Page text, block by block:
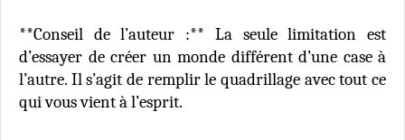
**Conseil de l’auteur :** La seule limitation est
d’essayer de créer un monde différent d’une case à
l’autre. Il s’agit de remplir le quadrillage avec tout ce
qui vous vient à l’esprit.